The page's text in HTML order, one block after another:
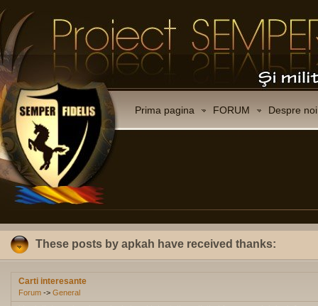
Prima pagina FORUM Despre noi
These posts by apkah have received thanks:
Carti interesante
Forum -> General